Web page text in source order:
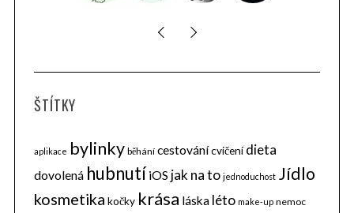
ŠTÍTKY
aplikace bylinky běhání cestovánícvičení dieta
dovolená hubnutí iOS jak na to jednoduchost Jídlo
kosmetika kočky krása láska léto make-up nemoc